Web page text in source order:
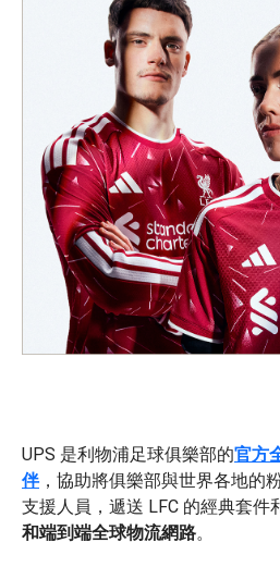
UPS 是利物浦足球俱樂部的官方
伴，協助將俱樂部與世界各地的
支援人員，遞送 LFC 的經典套件
和端到端全球物流網路。